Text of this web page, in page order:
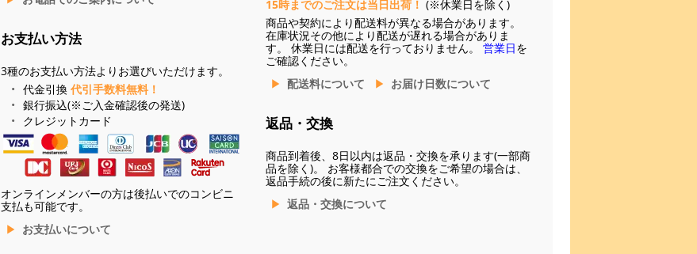
お支払い方法
3種のお支払い方法よりお選びいただけます。
代金引換 代引手数料無料！
銀行振込(※ご入金確認後の発送)
クレジットカード
オンラインメンバーの方は後払いでのコンビニ
支払も可能です。
お支払いについて
15時までのご注文は当日出荷！ (※休業日を除く)
商品や契約により配送料が異なる場合があります。
在庫状況その他により配送が遅れる場合がありま
す。 休業日には配送を行っておりません。 営業日を
ご確認ください。
配送料について
お届け日数について
返品・交換
商品到着後、8日以内は返品・交換を承ります(一部商
品を除く)。 お客様都合での交換をご希望の場合は、
返品手続の後に新たにご注文ください。
返品・交換について